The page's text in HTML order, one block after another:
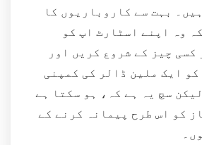
بہت سے کاروباریوں کا
وہ اپنے اسٹارٹ اپ کو
کسی چیز کے شروع کریں اور
کو ایک ملین ڈالر کی کمپنی
سچ یہ ہے کہ، ہو سکتا ہے
کو اس طرح پیمانہ کرنے کے